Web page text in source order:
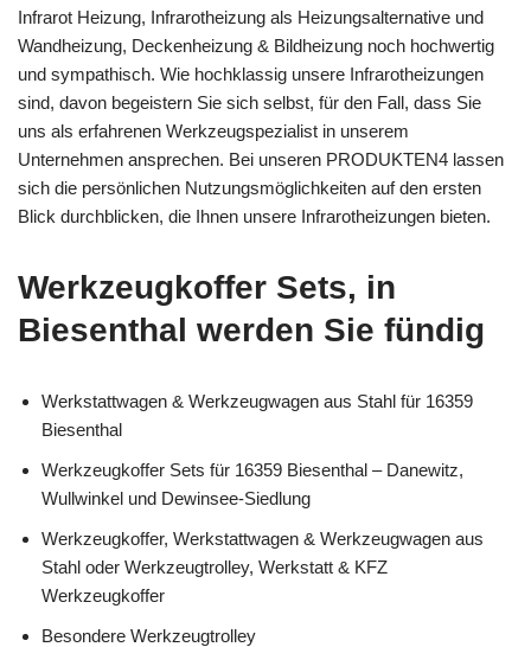
Infrarot Heizung, Infrarotheizung als Heizungsalternative und
Wandheizung, Deckenheizung & Bildheizung noch hochwertig
und sympathisch. Wie hochklassig unsere Infrarotheizungen
sind, davon begeistern Sie sich selbst, für den Fall, dass Sie
uns als erfahrenen Werkzeugspezialist in unserem
Unternehmen ansprechen. Bei unseren PRODUKTEN4 lassen
sich die persönlichen Nutzungsmöglichkeiten auf den ersten
Blick durchblicken, die Ihnen unsere Infrarotheizungen bieten.
Werkzeugkoffer Sets, in
Biesenthal werden Sie fündig
Werkstattwagen & Werkzeugwagen aus Stahl für 16359
Biesenthal
Werkzeugkoffer Sets für 16359 Biesenthal – Danewitz,
Wullwinkel und Dewinsee-Siedlung
Werkzeugkoffer, Werkstattwagen & Werkzeugwagen aus
Stahl oder Werkzeugtrolley, Werkstatt & KFZ
Werkzeugkoffer
Besondere Werkzeugtrolley